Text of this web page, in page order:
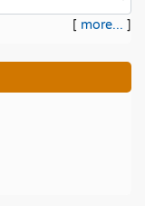
[ more... ]